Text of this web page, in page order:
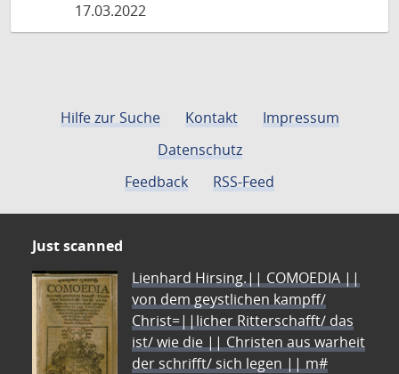
17.03.2022
Hilfe zur Suche Kontakt
Impressum
Datenschutz
Feedback
RSS-Feed
Just scanned
Lienhard Hirsing.|| COMOEDIA ||
von dem geystlichen kampff/
Christ=||licher Ritterschafft/ das
ist/ wie die || Christen aus warheit
der schrifft/ sich legen || m#